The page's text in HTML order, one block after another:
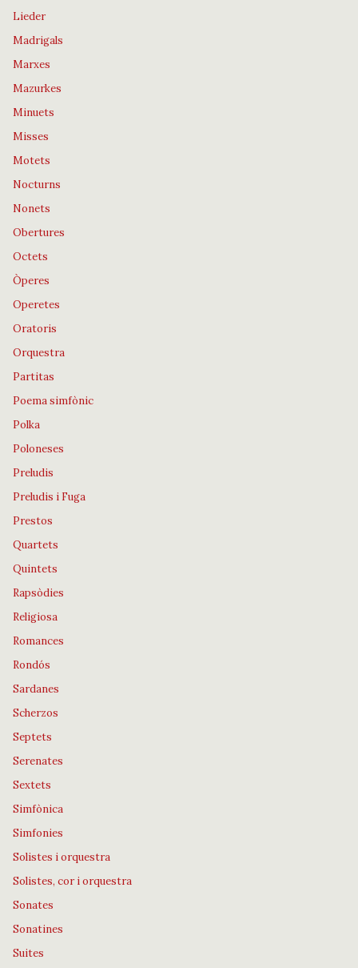
Lieder
Madrigals
Marxes
Mazurkes
Minuets
Misses
Motets
Nocturns
Nonets
Obertures
Octets
Òperes
Operetes
Oratoris
Orquestra
Partitas
Poema simfònic
Polka
Poloneses
Preludis
Preludis i Fuga
Prestos
Quartets
Quintets
Rapsòdies
Religiosa
Romances
Rondós
Sardanes
Scherzos
Septets
Serenates
Sextets
Simfònica
Simfonies
Solistes i orquestra
Solistes, cor i orquestra
Sonates
Sonatines
Suites